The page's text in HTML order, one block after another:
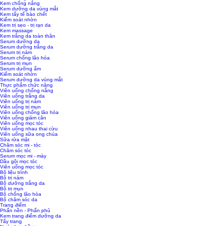
Kem chống nắng
Kem dưỡng da vùng mắt
Kem tẩy tế bào chết
Kiểm soát nhờn
Kem trị sẹo - trị rạn da
Kem massage
Kem trắng da toàn thân
Serum dưỡng da
Serum dưỡng trắng da
Serum trị nám
Serum chống lão hóa
Serum trị mụn
Serum dưỡng ẩm
Kiểm soát nhờn
Serum dưỡng da vùng mắt
Thực phẩm chức năng
Viên uống chống nắng
Viên uống trắng da
Viên uống trị nám
Viên uống trị mụn
Viên uống chống lão hóa
Viên uống giảm cân
Viên uống mọc tóc
Viên uống nhau thai cừu
Viên uống sữa ong chúa
Sữa rửa mặt
Chăm sóc mi - tóc
Chăm sóc tóc
Serum mọc mi - mày
Dầu gội mọc tóc
Viên uống mọc tóc
Bộ liệu trình
Bộ trị nám
Bộ dưỡng trắng da
Bộ trị mụn
Bộ chống lão hóa
Bộ chăm sóc da
Trang điểm
Phấn nền - Phấn phủ
Kem trang điểm dưỡng da
Tẩy trang